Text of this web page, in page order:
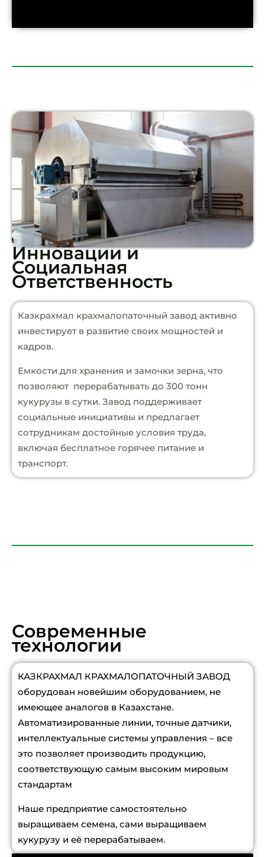
Инновации и
Социальная
Ответственность
Казкрахмал крахмалопаточный завод активно
инвестирует в развитие своих мощностей и
кадров.
Емкости для хранения и замочки зерна, что
позволяют перерабатывать до 300 тонн
кукурузы в сутки. Завод поддерживает
социальные инициативы и предлагает
сотрудникам достойные условия труда,
включая бесплатное горячее питание и
транспорт.
Современные
технологии
КАЗКРАХМАЛ КРАХМАЛОПАТОЧНЫЙ ЗАВОД
оборудован новейшим оборудованием, не
имеющее аналогов в Казахстане.
Автоматизированные линии, точные датчики,
интеллектуальные системы управления – все
это позволяет производить продукцию,
соответствующую самым высоким мировым
стандартам
Наше предприятие самостоятельно
выращиваем семена, сами выращиваем
кукурузу и её перерабатываем.